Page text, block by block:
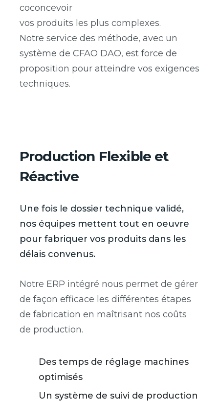
coconcevoir
vos produits les plus complexes.
Notre service des méthode, avec un
système de CFAO DAO, est force de
proposition pour atteindre vos exigences
techniques.
Production Flexible et
Réactive
Une fois le dossier technique validé,
nos équipes mettent tout en oeuvre
pour fabriquer vos produits dans les
délais convenus.
Notre ERP intégré nous permet de gérer
de façon efficace les différentes étapes
de fabrication en maîtrisant nos coûts
de production.
Des temps de réglage machines
optimisés
Un système de suivi de production